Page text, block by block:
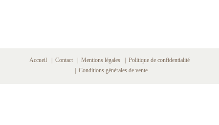
Accueil Contact Mentions légales
Politique de confidentialité
Conditions générales de vente